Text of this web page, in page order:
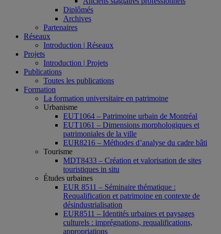
Diplômés
Archives
Partenaires
Réseaux
Introduction | Réseaux
Projets
Introduction | Projets
Publications
Toutes les publications
Formation
La formation universitaire en patrimoine
Urbanisme
EUT1064 – Patrimoine urbain de Montréal
EUT1061 – Dimensions morphologiques et
patrimoniales de la ville
EUR8216 – Méthodes d’analyse du cadre bâti
Tourisme
MDT8433 – Création et valorisation de sites
touristiques in situ
Études urbaines
EUR 8511 – Séminaire thématique :
Requalification et patrimoine en contexte de
désindustrialisation
EUR8511 – Identités urbaines et paysages
culturels : imprégnations, requalifications,
appropriations